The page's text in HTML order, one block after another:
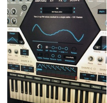
DJ機器
DTM オンライン納品
配信/ライブ機器